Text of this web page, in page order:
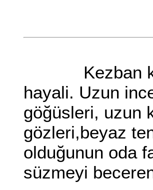
Kezban
hayali. Uzun
göğüsleri, uzun
gözleri,beyaz
olduğunun oda
süzmeyi